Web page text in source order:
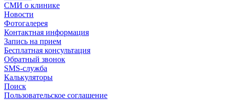
СМИ о клинике
Новости
Фотогалерея
Контактная информация
Запись на прием
Бесплатная консультация
Обратный звонок
SMS-служба
Калькуляторы
Поиск
Пользовательское соглашение